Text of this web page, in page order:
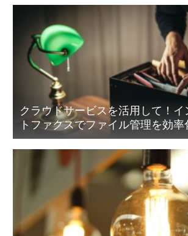
クラウドサービスを活用して！イ
トファクスでファイル管理を効率